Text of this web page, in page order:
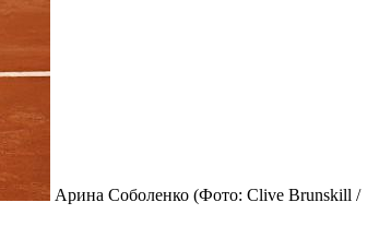
Арина Соболенко (Фото: Clive Brunskill /